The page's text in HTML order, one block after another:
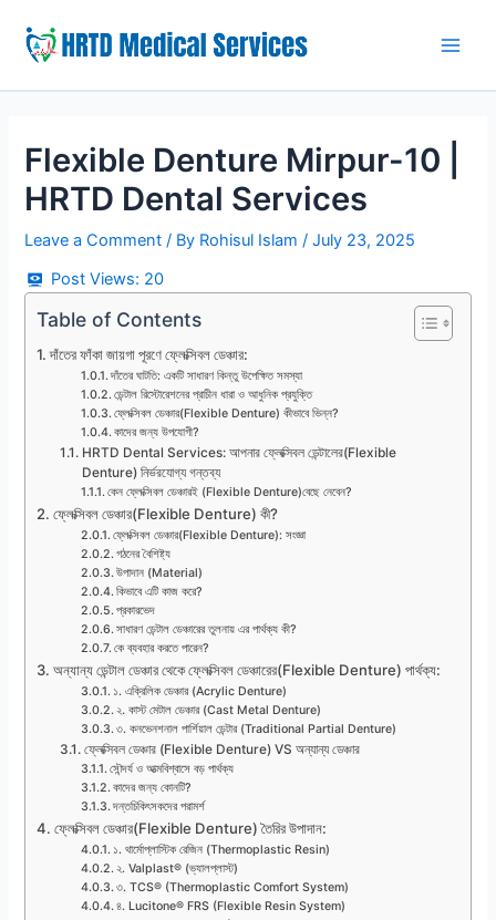
content
Flexible Denture Mirpur-10 |
HRTD Dental Services
Leave a Comment / By Rohisul Islam/July 23, 2025
Post Views: 20
Table of Contents
দাঁতের ফাঁকা জায়গা পূরণে ফ্লেক্সিবল ডেঞ্চার:
দাঁতের ঘাটতি: একটি সাধারণ কিন্তু উপেক্ষিত সমস্যা
ডেন্টাল রিস্টোরেশনের প্রাচীন ধারা ও আধুনিক প্রযুক্তি
ফ্লেক্সিবল ডেঞ্চার(Flexible Denture) কীভাবে ভিন্ন?
কাদের জন্য উপযোগী?
HRTD Dental Services: আপনার ফ্লেক্সিবল ডেন্টালের(Flexible
Denture) নির্ভরযোগ্য গন্তব্য
কেন ফ্লেক্সিবল ডেঞ্চারই (Flexible Denture)বেছে নেবেন?
ফ্লেক্সিবল ডেঞ্চার(Flexible Denture) কী?
ফ্লেক্সিবল ডেঞ্চার(Flexible Denture): সংজ্ঞা
গঠনের বৈশিষ্ট্য
উপাদান (Material)
কিভাবে এটি কাজ করে?
প্রকারভেদ
সাধারণ ডেন্টাল ডেঞ্চারের তুলনায় এর পার্থক্য কী?
কে ব্যবহার করতে পারেন?
অন্যান্য ডেন্টাল ডেঞ্চার থেকে ফ্লেক্সিবল ডেঞ্চারের(Flexible Denture) পার্থক্য:
১. এক্রিলিক ডেঞ্চার (Acrylic Denture)
২. কাস্ট মেটাল ডেঞ্চার (Cast Metal Denture)
৩. কনভেনশনাল পার্শিয়াল ডেন্টার (Traditional Partial Denture)
ফ্লেক্সিবল ডেঞ্চার (Flexible Denture) VS অন্যান্য ডেঞ্চার
সৌন্দর্য ও আত্মবিশ্বাসে বড় পার্থক্য
কাদের জন্য কোনটি?
দন্তচিকিৎসকদের পরামর্শ
ফ্লেক্সিবল ডেঞ্চার(Flexible Denture) তৈরির উপাদান:
১. থার্মোপ্লাস্টিক রেজিন (Thermoplastic Resin)
২. Valplast® (ভ্যালপ্লাস্ট)
৩. TCS® (Thermoplastic Comfort System)
৪. Lucitone® FRS (Flexible Resin System)